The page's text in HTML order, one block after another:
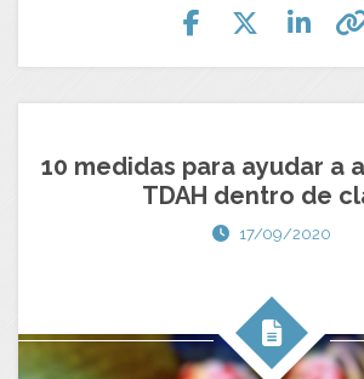
10 medidas para ayudar a
TDAH dentro de
17/09/2020